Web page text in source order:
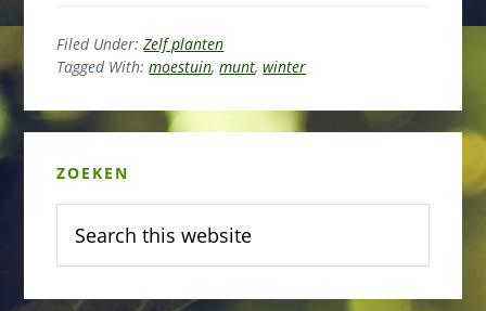
Filed Under:Zelf planten
Tagged With:moestuin,munt,winter
Sidebar
ZOEKEN
this
website